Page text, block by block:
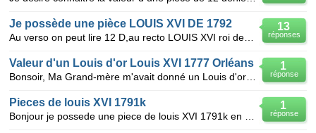
13
réponses
Je possède une pièce LOUIS XVI DE 1792
1
réponse
Valeur d'un Louis d'or Louis XVI 1777 Orléans
1
réponse
Pieces de louis XVI 1791k